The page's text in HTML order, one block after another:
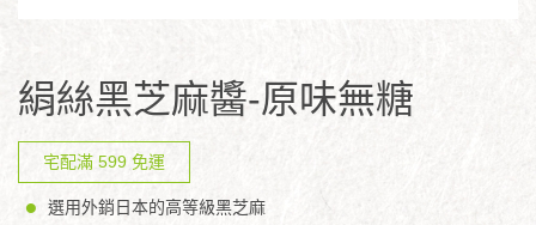
絹絲黑芝麻醬-原味無糖
宅配滿 599 免運
選用外銷日本的高等級黑芝麻